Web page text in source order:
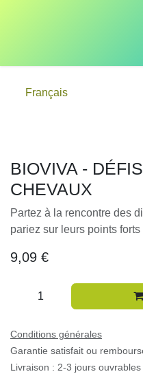
Français
BIOVIVA - DÉFIS
CHEVAUX
Partez à la rencontre des
pariez sur leurs points forts
9,09 €
Conditions générales
Garantie satisfait ou
Livraison : 2-3 jours ouvrables